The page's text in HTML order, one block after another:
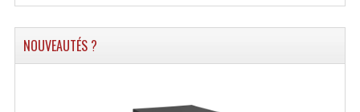
Enregistreur Numérique
Limiteur De Niveau Sonore
NOUVEAUTÉS ?